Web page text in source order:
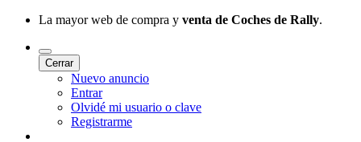
La mayor web de compra y venta de Coches de Rally.
Cerrar
Nuevo anuncio
Entrar
Olvidé mi usuario o clave
Registrarme